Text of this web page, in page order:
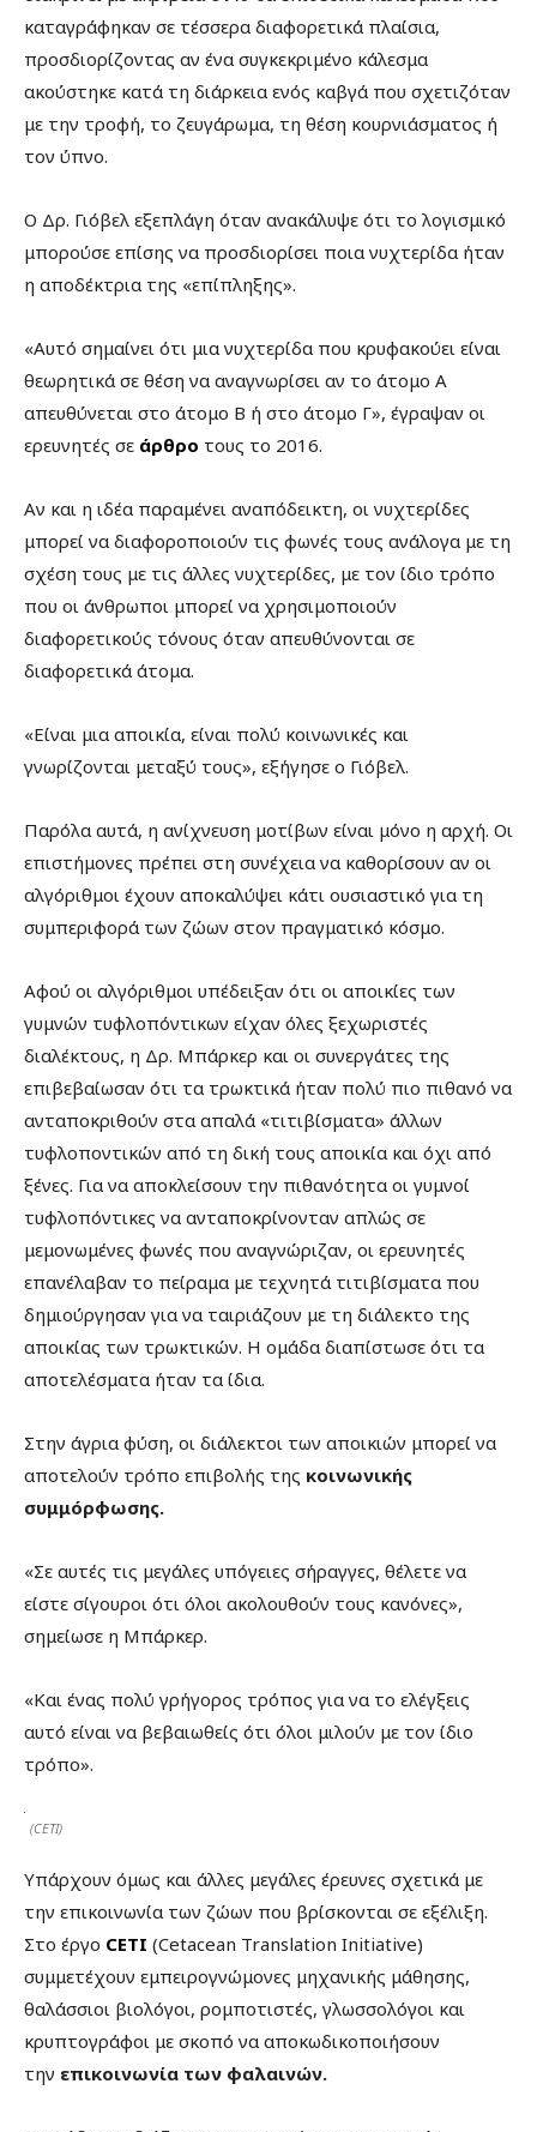
καταγράφηκαν σε τέσσερα διαφορετικά πλαίσια,
προσδιορίζοντας αν ένα συγκεκριμένο κάλεσμα
ακούστηκε κατά τη διάρκεια ενός καβγά που σχετιζόταν
με την τροφή, το ζευγάρωμα, τη θέση κουρνιάσματος ή
τον ύπνο.
Ο Δρ. Γιόβελ εξεπλάγη όταν ανακάλυψε ότι το λογισμικό
μπορούσε επίσης να προσδιορίσει ποια νυχτερίδα ήταν
η αποδέκτρια της «επίπληξης».
«Αυτό σημαίνει ότι μια νυχτερίδα που κρυφακούει είναι
θεωρητικά σε θέση να αναγνωρίσει αν το άτομο Α
απευθύνεται στο άτομο Β ή στο άτομο Γ», έγραψαν οι
ερευνητές σε άρθρο τους το 2016.
Αν και η ιδέα παραμένει αναπόδεικτη, οι νυχτερίδες
μπορεί να διαφοροποιούν τις φωνές τους ανάλογα με τη
σχέση τους με τις άλλες νυχτερίδες, με τον ίδιο τρόπο
που οι άνθρωποι μπορεί να χρησιμοποιούν
διαφορετικούς τόνους όταν απευθύνονται σε
διαφορετικά άτομα.
«Είναι μια αποικία, είναι πολύ κοινωνικές και
γνωρίζονται μεταξύ τους», εξήγησε ο Γιόβελ.
Παρόλα αυτά, η ανίχνευση μοτίβων είναι μόνο η αρχή. Οι
επιστήμονες πρέπει στη συνέχεια να καθορίσουν αν οι
αλγόριθμοι έχουν αποκαλύψει κάτι ουσιαστικό για τη
συμπεριφορά των ζώων στον πραγματικό κόσμο.
Αφού οι αλγόριθμοι υπέδειξαν ότι οι αποικίες των
γυμνών τυφλοπόντικων είχαν όλες ξεχωριστές
διαλέκτους, η Δρ. Μπάρκερ και οι συνεργάτες της
επιβεβαίωσαν ότι τα τρωκτικά ήταν πολύ πιο πιθανό να
ανταποκριθούν στα απαλά «τιτιβίσματα» άλλων
τυφλοποντικών από τη δική τους αποικία και όχι από
ξένες. Για να αποκλείσουν την πιθανότητα οι γυμνοί
τυφλοπόντικες να ανταποκρίνονταν απλώς σε
μεμονωμένες φωνές που αναγνώριζαν, οι ερευνητές
επανέλαβαν το πείραμα με τεχνητά τιτιβίσματα που
δημιούργησαν για να ταιριάζουν με τη διάλεκτο της
αποικίας των τρωκτικών. Η ομάδα διαπίστωσε ότι τα
αποτελέσματα ήταν τα ίδια.
Στην άγρια φύση, οι διάλεκτοι των αποικιών μπορεί να
αποτελούν τρόπο επιβολής της κοινωνικής
συμμόρφωσης.
«Σε αυτές τις μεγάλες υπόγειες σήραγγες, θέλετε να
είστε σίγουροι ότι όλοι ακολουθούν τους κανόνες»,
σημείωσε η Μπάρκερ.
«Και ένας πολύ γρήγορος τρόπος για να το ελέγξεις
αυτό είναι να βεβαιωθείς ότι όλοι μιλούν με τον ίδιο
τρόπο».
(CETI)
Υπάρχουν όμως και άλλες μεγάλες έρευνες σχετικά με
την επικοινωνία των ζώων που βρίσκονται σε εξέλιξη.
Στο έργο CETI (Cetacean Translation Initiative)
συμμετέχουν εμπειρογνώμονες μηχανικής μάθησης,
θαλάσσιοι βιολόγοι, ρομποτιστές, γλωσσολόγοι και
κρυπτογράφοι με σκοπό να αποκωδικοποιήσουν
την επικοινωνία των φαλαινών.